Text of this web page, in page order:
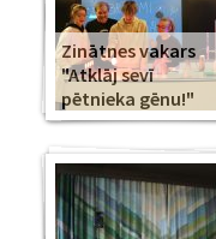
Zinātnes vakars
"Atklāj sevī
pētnieka gēnu!"